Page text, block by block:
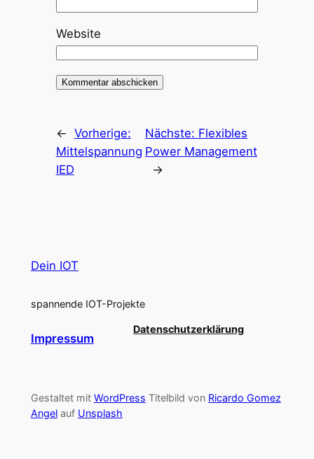
Website
← Vorherige:
Mittelspannung
IED
Nächste: Flexibles
Power Management
→
Dein IOT
spannende IOT-Projekte
Impressum
Datenschutzerklärung
Gestaltet mit WordPress Titelbild von Ricardo Gomez
Angelauf Unsplash